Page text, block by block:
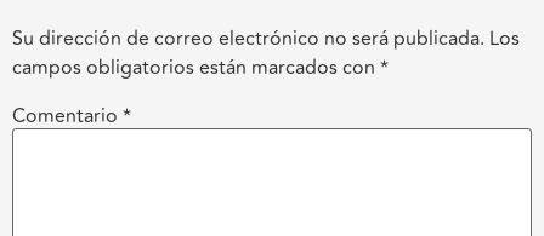
Su dirección de correo electrónico no será publicada. Los
campos obligatorios están marcados con *
Comentario *